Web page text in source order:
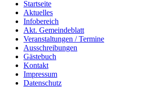
Startseite
Aktuelles
Infobereich
Akt. Gemeindeblatt
Veranstaltungen / Termine
Ausschreibungen
Gästebuch
Kontakt
Impressum
Datenschutz